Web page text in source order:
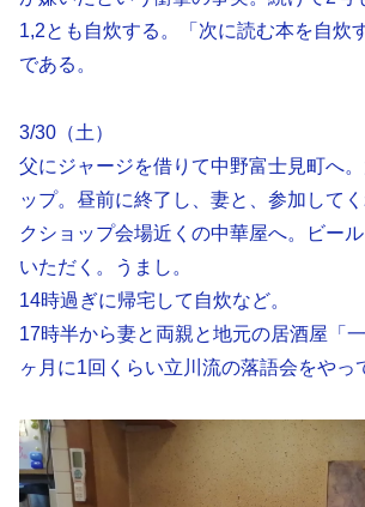
1,2とも自炊する。「次に読む本を自炊
である。
3/30（土）
父にジャージを借りて中野富士見町へ
ップ。昼前に終了し、妻と、参加して
クショップ会場近くの中華屋へ。ビー
いただく。うまし。
14時過ぎに帰宅して自炊など。
17時半から妻と両親と地元の居酒屋「
ヶ月に1回くらい立川流の落語会をやっ